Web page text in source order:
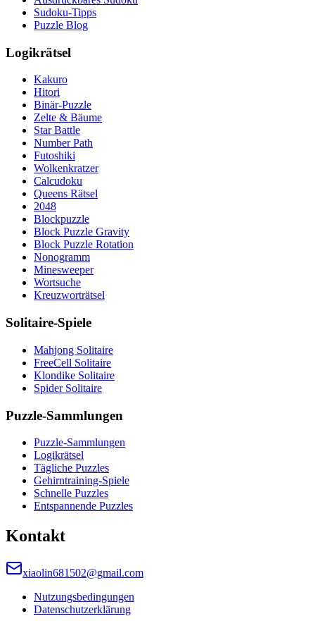
Sudoku-Tipps
Puzzle Blog
Logikrätsel
Kakuro
Hitori
Binär-Puzzle
Zelte & Bäume
Star Battle
Number Path
Futoshiki
Wolkenkratzer
Calcudoku
Queens Rätsel
2048
Blockpuzzle
Block Puzzle Gravity
Block Puzzle Rotation
Nonogramm
Minesweeper
Wortsuche
Kreuzworträtsel
Solitaire-Spiele
Mahjong Solitaire
FreeCell Solitaire
Klondike Solitaire
Spider Solitaire
Puzzle-Sammlungen
Puzzle-Sammlungen
Logikrätsel
Tägliche Puzzles
Gehirntraining-Spiele
Schnelle Puzzles
Entspannende Puzzles
Kontakt
xiaolin681502@gmail.com
Nutzungsbedingungen
Datenschutzerklärung